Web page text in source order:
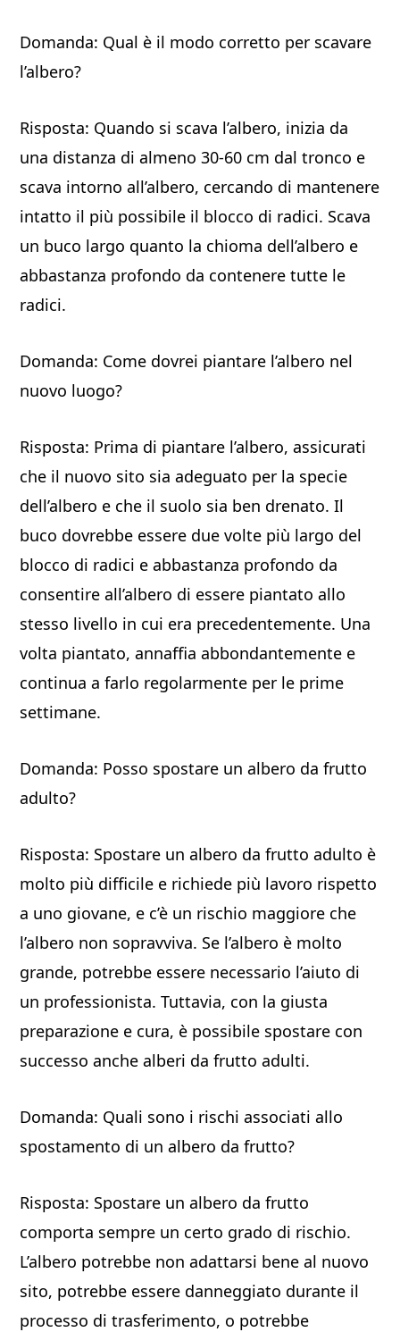
Domanda: Qual è il modo corretto per scavare
l’albero?
Risposta: Quando si scava l’albero, inizia da
una distanza di almeno 30-60 cm dal tronco e
scava intorno all’albero, cercando di mantenere
intatto il più possibile il blocco di radici. Scava
un buco largo quanto la chioma dell’albero e
abbastanza profondo da contenere tutte le
radici.
Domanda: Come dovrei piantare l’albero nel
nuovo luogo?
Risposta: Prima di piantare l’albero, assicurati
che il nuovo sito sia adeguato per la specie
dell’albero e che il suolo sia ben drenato. Il
buco dovrebbe essere due volte più largo del
blocco di radici e abbastanza profondo da
consentire all’albero di essere piantato allo
stesso livello in cui era precedentemente. Una
volta piantato, annaffia abbondantemente e
continua a farlo regolarmente per le prime
settimane.
Domanda: Posso spostare un albero da frutto
adulto?
Risposta: Spostare un albero da frutto adulto è
molto più difficile e richiede più lavoro rispetto
a uno giovane, e c’è un rischio maggiore che
l’albero non sopravviva. Se l’albero è molto
grande, potrebbe essere necessario l’aiuto di
un professionista. Tuttavia, con la giusta
preparazione e cura, è possibile spostare con
successo anche alberi da frutto adulti.
Domanda: Quali sono i rischi associati allo
spostamento di un albero da frutto?
Risposta: Spostare un albero da frutto
comporta sempre un certo grado di rischio.
L’albero potrebbe non adattarsi bene al nuovo
sito, potrebbe essere danneggiato durante il
processo di trasferimento, o potrebbe